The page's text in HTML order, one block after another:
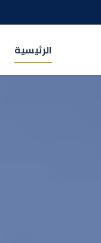
الرئيسية